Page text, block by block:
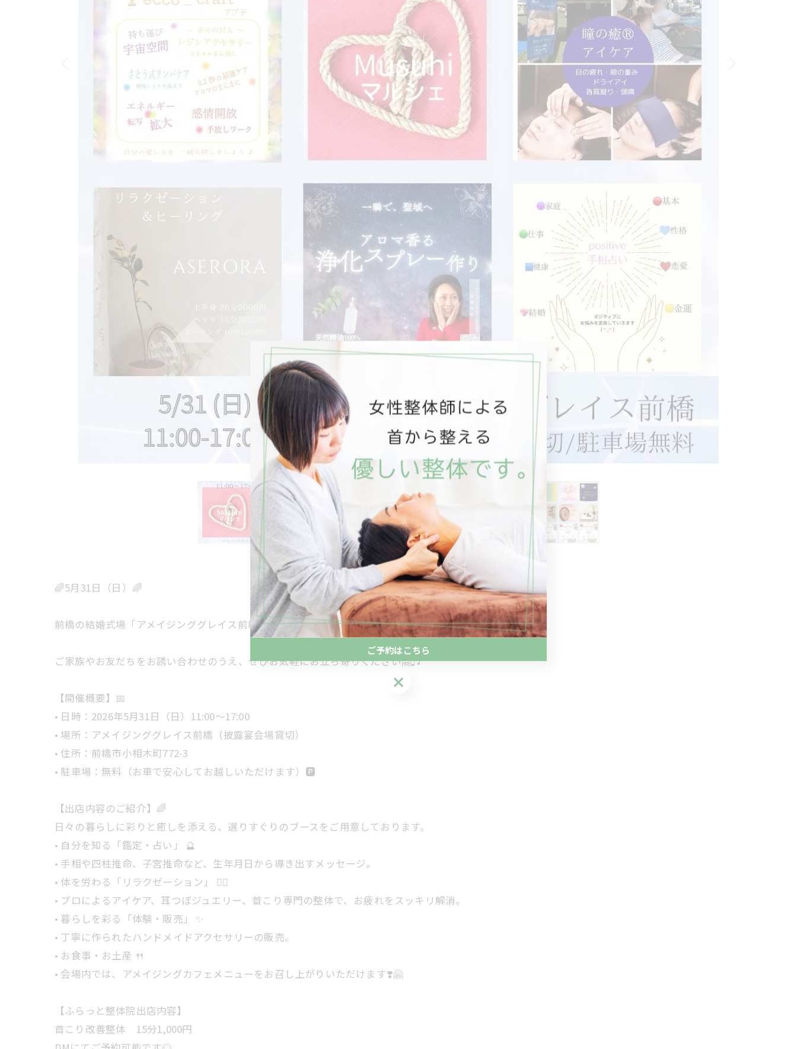
🌈5月31日（日）🌈
前橋の結婚式場「アメイジンググレイス前橋」にて「Musuhiマルシェ」開催✨
ご家族やお友だちをお誘い合わせのうえ、ぜひお気軽にお立ち寄りください🤗♫
【開催概要】📅
• 日時：2026年5月31日（日）11:00〜17:00
• 場所：アメイジンググレイス前橋（披露宴会場貸切）
• 住所：前橋市小相木町772-3
• 駐車場：無料（お車で安心してお越しいただけます）🅿️
【出店内容のご紹介】🌈
日々の暮らしに彩りと癒しを添える、選りすぐりのブースをご用意しております。
• 自分を知る「鑑定・占い」 🔮
• 手相や四柱推命、子宮推命など、生年月日から導き出すメッセージ。
• 体を労わる「リラクゼーション」 💆‍♀️
• プロによるアイケア、耳つぼジュエリー、首こり専門の整体で、お疲れをスッキリ解消。
• 暮らしを彩る「体験・販売」 ✨
• 丁寧に作られたハンドメイドアクセサリーの販売。
• お食事・お土産 🍴
• 会場内では、アメイジングカフェメニューをお召し上がりいただけます❣️🤗
【ふらっと整体院出店内容】
首こり改善整体 15分1,000円
ご予約はこちら
ご予約はこちら